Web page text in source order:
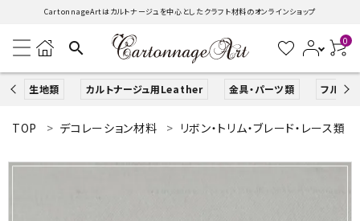
CartonnageArtはカルトナージュを中心としたクラフト材料のオンラインショップ
search 0
生地類 カルトナージュ用Leather 金具・パーツ類 フルキッ
search
TOP デコレーション材料 リボン・トリム・ブレード・レース類